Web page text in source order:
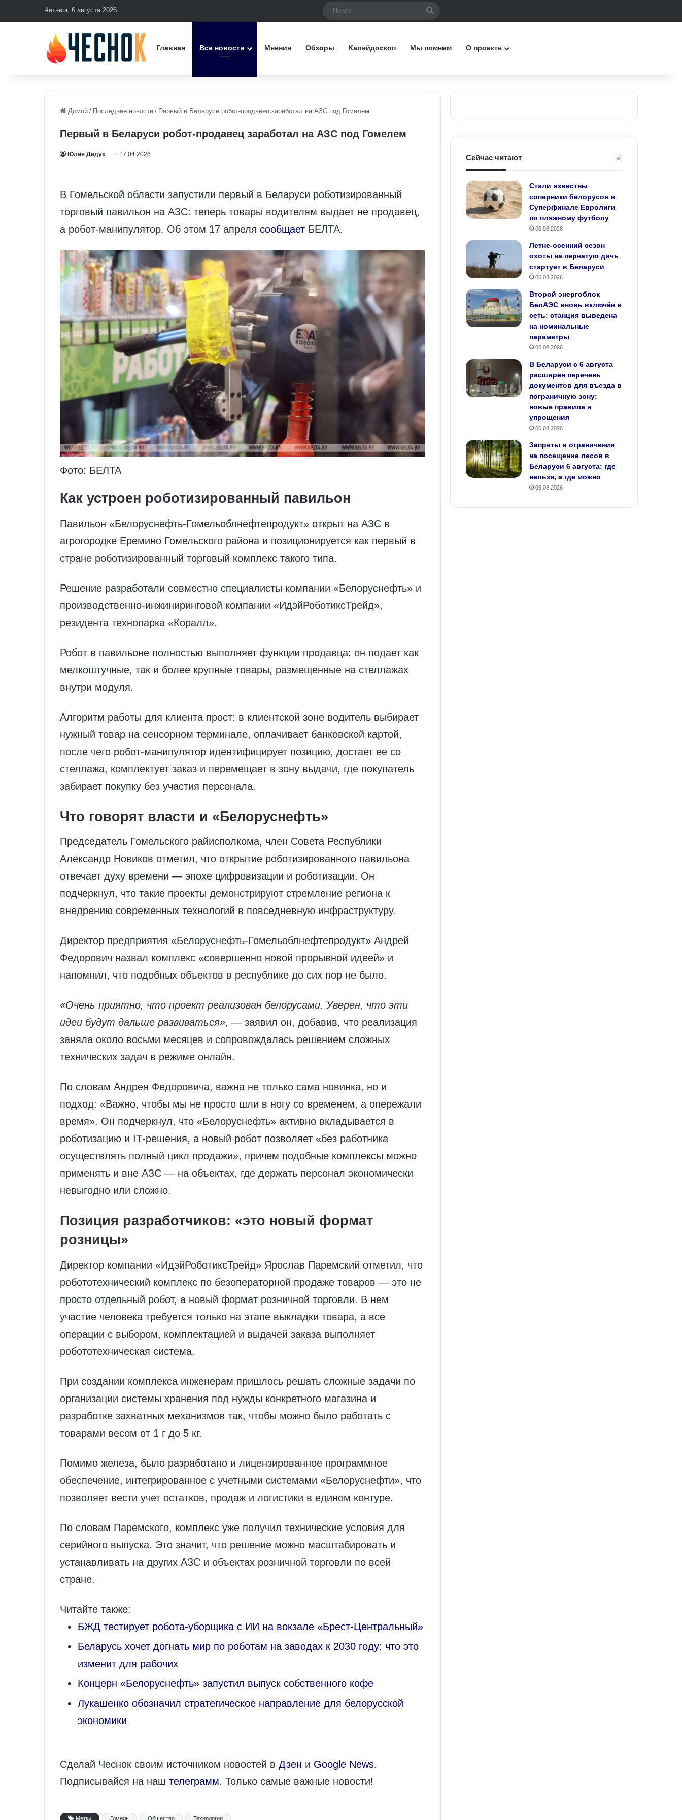
Четверг, 6 августа 2026
Главная Все новости Мнения Обзоры Калейдоскоп Мы помним О проекте
Домой / Последние новости / Первый в Беларуси робот‑продавец заработал на АЗС под Гомелем
Первый в Беларуси робот‑продавец заработал на АЗС под Гомелем
Юлия Дидух 17.04.2026
В Гомельской области запустили первый в Беларуси роботизированный
торговый павильон на АЗС: теперь товары водителям выдает не продавец,
а робот‑манипулятор. Об этом 17 апреля сообщает БЕЛТА.
Фото: БЕЛТА
Как устроен роботизированный павильон
Павильон «Белоруснефть‑Гомельоблнефтепродукт» открыт на АЗС в
агрогородке Еремино Гомельского района и позиционируется как первый в
стране роботизированный торговый комплекс такого типа.
Решение разработали совместно специалисты компании «Белоруснефть» и
производственно‑инжиниринговой компании «ИдэйРоботиксТрейд»,
резидента технопарка «Коралл».
Робот в павильоне полностью выполняет функции продавца: он подает как
мелкоштучные, так и более крупные товары, размещенные на стеллажах
внутри модуля.
Алгоритм работы для клиента прост: в клиентской зоне водитель выбирает
нужный товар на сенсорном терминале, оплачивает банковской картой,
после чего робот‑манипулятор идентифицирует позицию, достает ее со
стеллажа, комплектует заказ и перемещает в зону выдачи, где покупатель
забирает покупку без участия персонала.
Что говорят власти и «Белоруснефть»
Председатель Гомельского райисполкома, член Совета Республики
Александр Новиков отметил, что открытие роботизированного павильона
отвечает духу времени — эпохе цифровизации и роботизации. Он
подчеркнул, что такие проекты демонстрируют стремление региона к
внедрению современных технологий в повседневную инфраструктуру.
Директор предприятия «Белоруснефть‑Гомельоблнефтепродукт» Андрей
Федорович назвал комплекс «совершенно новой прорывной идеей» и
напомнил, что подобных объектов в республике до сих пор не было.
«Очень приятно, что проект реализован белорусами. Уверен, что эти
идеи будут дальше развиваться», — заявил он, добавив, что реализация
заняла около восьми месяцев и сопровождалась решением сложных
технических задач в режиме онлайн.
По словам Андрея Федоровича, важна не только сама новинка, но и
подход: «Важно, чтобы мы не просто шли в ногу со временем, а опережали
время». Он подчеркнул, что «Белоруснефть» активно вкладывается в
роботизацию и IT‑решения, а новый робот позволяет «без работника
осуществлять полный цикл продажи», причем подобные комплексы можно
применять и вне АЗС — на объектах, где держать персонал экономически
невыгодно или сложно.
Позиция разработчиков: «это новый формат
розницы»
Директор компании «ИдэйРоботиксТрейд» Ярослав Паремский отметил, что
робототехнический комплекс по безоператорной продаже товаров — это не
просто отдельный робот, а новый формат розничной торговли. В нем
участие человека требуется только на этапе выкладки товара, а все
операции с выбором, комплектацией и выдачей заказа выполняет
робототехническая система.
При создании комплекса инженерам пришлось решать сложные задачи по
организации системы хранения под нужды конкретного магазина и
разработке захватных механизмов так, чтобы можно было работать с
товарами весом от 1 г до 5 кг.
Помимо железа, было разработано и лицензированное программное
обеспечение, интегрированное с учетными системами «Белоруснефти», что
позволяет вести учет остатков, продаж и логистики в едином контуре.
По словам Паремского, комплекс уже получил технические условия для
серийного выпуска. Это значит, что решение можно масштабировать и
устанавливать на других АЗС и объектах розничной торговли по всей
стране.
Читайте также:
БЖД тестирует робота-уборщика с ИИ на вокзале «Брест-Центральный»
Беларусь хочет догнать мир по роботам на заводах к 2030 году: что это
изменит для рабочих
Концерн «Белоруснефть» запустил выпуск собственного кофе
Лукашенко обозначил стратегическое направление для белорусской
экономики
Сделай Чеснок своим источником новостей в Дзен и Google News.
Подписывайся на наш телеграмм. Только самые важные новости!
Метки Гомель Общество Технологии
Сейчас читают
Стали известны
соперники белорусов в
Суперфинале Евролиги
по пляжному футболу
06.08.2026
Летне‑осенний сезон
охоты на пернатую дичь
стартует в Беларуси
06.08.2026
Второй энергоблок
БелАЭС вновь включён в
сеть: станция выведена
на номинальные
параметры
06.08.2026
В Беларуси с 6 августа
расширен перечень
документов для въезда в
пограничную зону:
новые правила и
упрощения
06.08.2026
Запреты и ограничения
на посещение лесов в
Беларуси 6 августа: где
нельзя, а где можно
06.08.2026